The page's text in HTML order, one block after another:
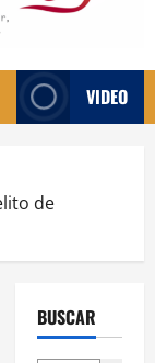
VIDEO
de
BUSCAR